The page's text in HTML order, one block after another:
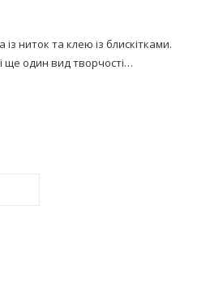
ниток та клею із блискітками.
ще один вид творчості…